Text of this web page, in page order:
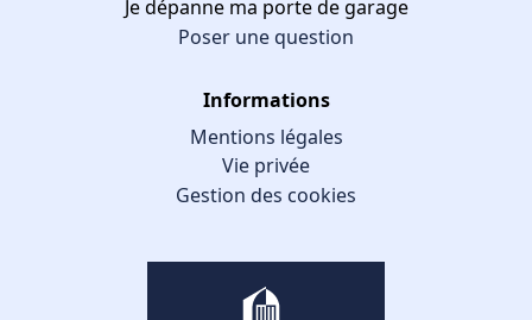
Je dépanne ma porte de garage
Poser une question
Informations
Mentions légales
Vie privée
Gestion des cookies